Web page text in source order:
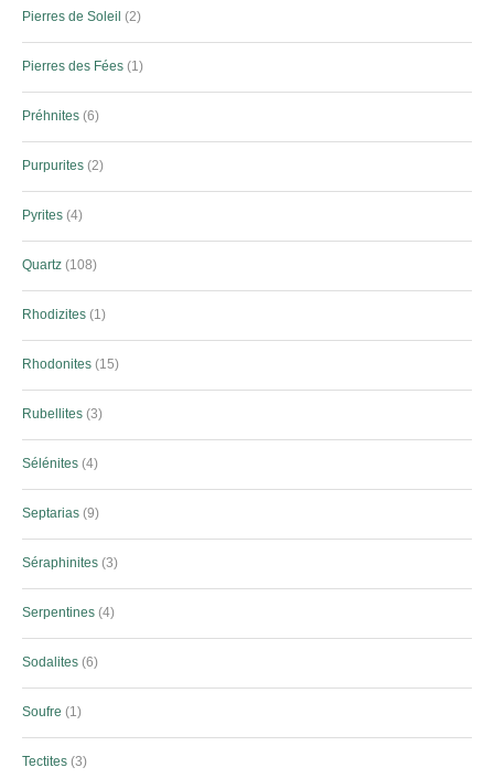
Pierres de Soleil 2
Pierres des Fées 1
Préhnites 6
Purpurites 2
Pyrites 4
Quartz 108
Rhodizites 1
Rhodonites 15
Rubellites 3
Sélénites 4
Septarias 9
Séraphinites 3
Serpentines 4
Sodalites 6
Soufre 1
Tectites 3